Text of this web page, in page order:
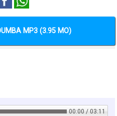
MP3 (3.95 MO)
00:00 / 03:11